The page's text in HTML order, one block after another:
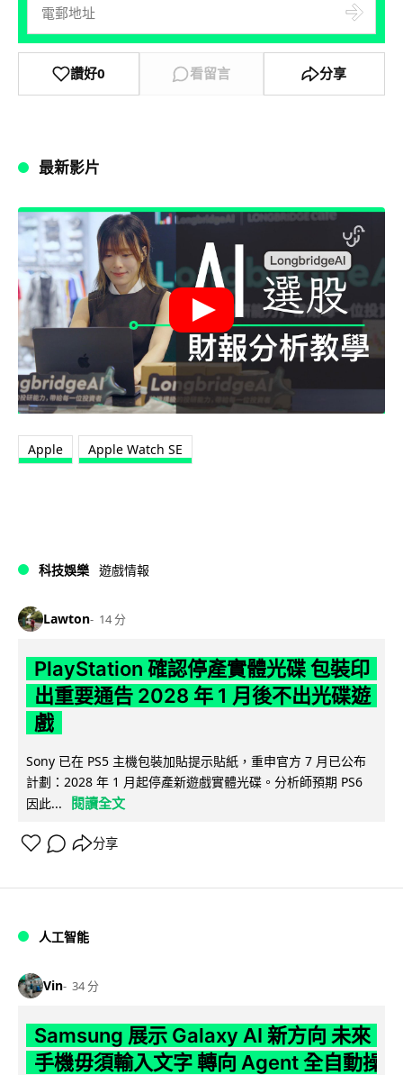
讚好0 看留言 分享
最新影片
Apple Apple Watch SE
科技娛樂 遊戲情報
Lawton 14 分
PlayStation 確認停產實體光碟 包裝印
出重要通告 2028 年 1 月後不出光碟遊
戲
Sony 已在 PS5 主機包裝加貼提示貼紙，重申官方 7 月已公布
計劃：2028 年 1 月起停產新遊戲實體光碟。分析師預期 PS6
因此...
閱讀全文
分享
人工智能
Vin 34 分
Samsung 展示 Galaxy AI 新方向 未來
手機毋須輸入文字 轉向 Agent 全自動操